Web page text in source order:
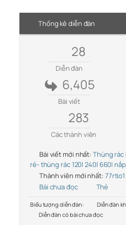
Thống kê diễn đàn
28
Diễn đàn
6,405
Bài viết
283
Các thành viên
Bài viết mới nhất: Thùng rác
rẻ- thùng rác 120l 240l 660l
Thành viên mới nhất: 77rtio1
Bài chưa đọc
Thẻ
Biểu tượng diễn đàn:
Diễn đàn
Diễn đàn có bài chưa đọc